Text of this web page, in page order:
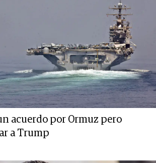
acuerdo por Ormuz pero
a Trump